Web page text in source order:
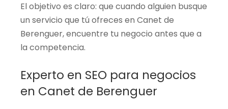
El objetivo es claro: que cuando alguien busque
un servicio que tú ofreces en Canet de
Berenguer, encuentre tu negocio antes que a
la competencia.
Experto en SEO para negocios
en Canet de Berenguer